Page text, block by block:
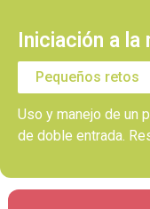
Iniciación a
Pequeños retos
Uso y manejo de un
de doble entrada.